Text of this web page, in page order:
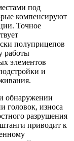
под
компенсируют
Точное
полуприцепов
работы
элементов
и
обнаружении
головок, износа
разрушения
приводит к